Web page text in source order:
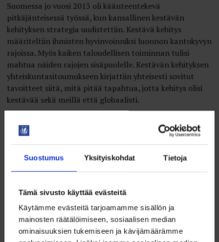
Suostumus Yksityiskohdat Tietoja
Tämä sivusto käyttää evästeitä
Käytämme evästeitä tarjoamamme sisällön ja
mainosten räätälöimiseen, sosiaalisen median
ominaisuuksien tukemiseen ja kävijämäärämme
Suomessa jo vuosi 2013 oli käänteentekevä
pitkäjänteisessä työssä, kun kansallinen kestävän
kehityksen strategia uudistettiin. Kestävä kehitys
määriteltiin ihmisten hyvinvoinniksi luonnon kantokyvyn
rajoissa. Myös kaiken taloudellisen toiminnan tulisi
mahtua näiden rajojen sisäpuolelle. Kestävän kehityksen
yhteiskuntasitoumukseen kirjattiin yhteisesti sovitut
tavoitteet siitä, mitä pitää tapahtua, jotta kehitys olisi
kestävää sekä meillä että globaalisti.
– Silloin kehitettiin myös sitoumustyökalu, jonka kautta
eri tahot voivat tulla mukaan ja antaa omaa
toimintaansa koskevia toimenpidesitoumuksia.
Sitoumusten tarkoitus on luoda muutosta, niiden pitää
olla hyvin konkreettisia, niitä pitää pystyä mittaamaan
Innanen kertoo.
– Juuri nyt koko maailma miettii sitä, miten saadaan
kaikki mukaan tekemään kestävää kehitystä, ja tämä
meidän mallimme on inspiroinut useita muita maita.